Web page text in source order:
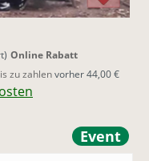
Online Rabatt
zu zahlenvorher 44,00 €
Event